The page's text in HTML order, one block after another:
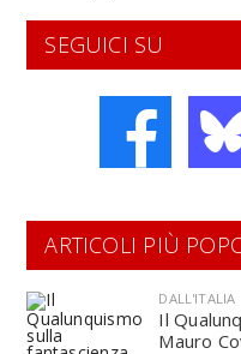
SEGUICI SU
ARTICOLI PIÙ
DALL'ITALIA
Il
Mauro